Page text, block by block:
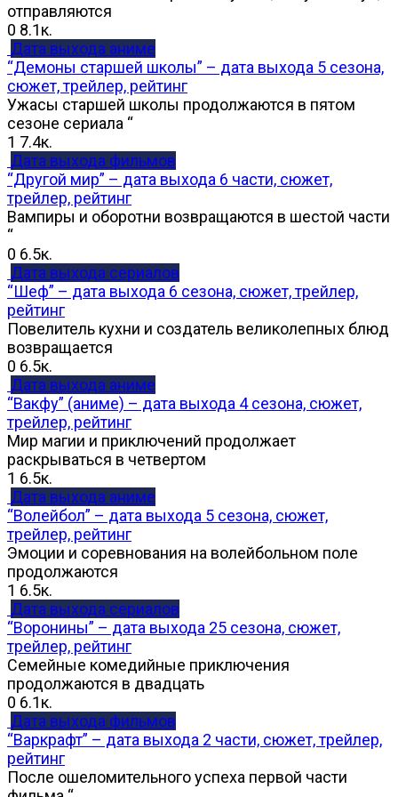
отправляются
0 8.1к.
Дата выхода аниме
“Демоны старшей школы” – дата выхода 5 сезона,
сюжет, трейлер, рейтинг
Ужасы старшей школы продолжаются в пятом
сезоне сериала “
1 7.4к.
Дата выхода фильмов
“Другой мир” – дата выхода 6 части, сюжет,
трейлер, рейтинг
Вампиры и оборотни возвращаются в шестой части
“
0 6.5к.
Дата выхода сериалов
“Шеф” – дата выхода 6 сезона, сюжет, трейлер,
рейтинг
Повелитель кухни и создатель великолепных блюд
возвращается
0 6.5к.
Дата выхода аниме
“Вакфу” (аниме) – дата выхода 4 сезона, сюжет,
трейлер, рейтинг
Мир магии и приключений продолжает
раскрываться в четвертом
1 6.5к.
Дата выхода аниме
“Волейбол” – дата выхода 5 сезона, сюжет,
трейлер, рейтинг
Эмоции и соревнования на волейбольном поле
продолжаются
1 6.5к.
Дата выхода сериалов
“Воронины” – дата выхода 25 сезона, сюжет,
трейлер, рейтинг
Семейные комедийные приключения
продолжаются в двадцать
0 6.1к.
Дата выхода фильмов
“Варкрафт” – дата выхода 2 части, сюжет, трейлер,
рейтинг
После ошеломительного успеха первой части